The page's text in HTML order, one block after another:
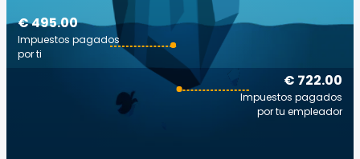
€ 722.00
Impuestos pagados
por tu empleador
€ 495.00
Impuestos pagados
por ti